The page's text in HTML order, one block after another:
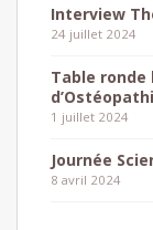
Interview
24 juillet 2024
Table ronde
1 juillet 2024
Journée
8 avril 2024